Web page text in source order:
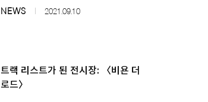
NEWS 2021.09.10
트랙 리스트가 된 전시장: 〈비욘 더
로드〉